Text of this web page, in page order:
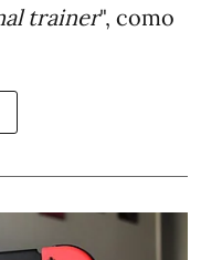
trainer", como